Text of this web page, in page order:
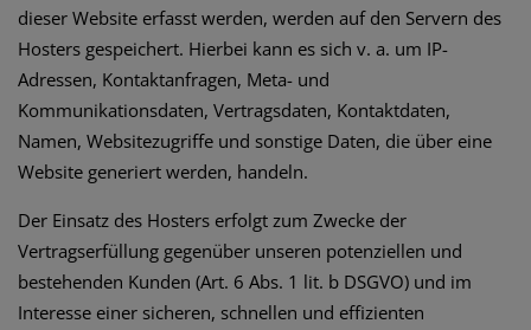
dieser Website erfasst werden, werden auf den Servern des
Hosters gespeichert. Hierbei kann es sich v. a. um IP-
Adressen, Kontaktanfragen, Meta- und
Kommunikationsdaten, Vertragsdaten, Kontaktdaten,
Namen, Websitezugriffe und sonstige Daten, die über eine
Website generiert werden, handeln.
Der Einsatz des Hosters erfolgt zum Zwecke der
Vertragserfüllung gegenüber unseren potenziellen und
bestehenden Kunden (Art. 6 Abs. 1 lit. b DSGVO) und im
Interesse einer sicheren, schnellen und effizienten